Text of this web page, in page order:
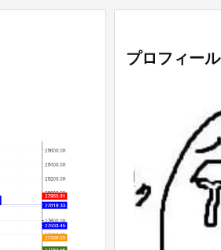
プロフィール